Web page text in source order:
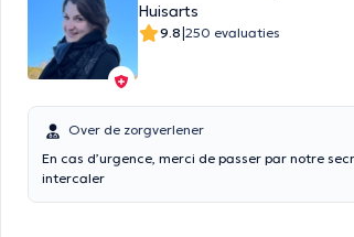
Huisarts
9.8|250 evaluaties
Over de zorgverlener
En cas d’urgence, merci de passer par notre
intercaler